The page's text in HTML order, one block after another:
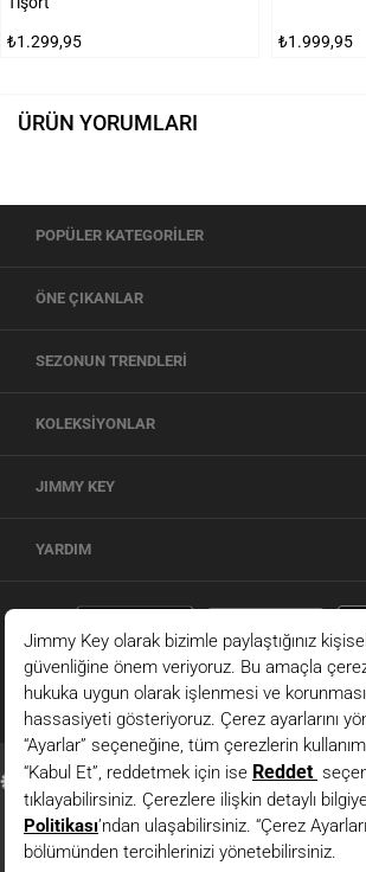
₺1.299,95 ₺1.999,95
ÜRÜN YORUMLARI
POPÜLER KATEGORİLER
ÖNE ÇIKANLAR
SEZONUN TRENDLERİ
KOLEKSİYONLAR
JIMMY KEY
YARDIM